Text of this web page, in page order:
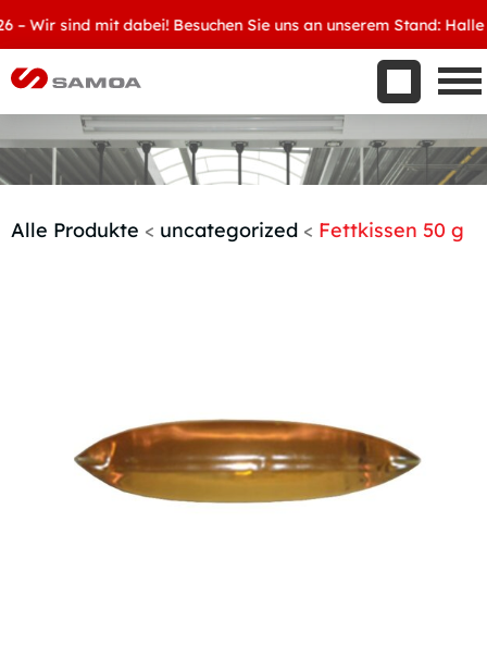
Wir sind mit dabei! Besuchen Sie uns an unserem Stand: Halle
Aktuelles
Kontakt
Handelspartner werden
Alle Produkte < uncategorized < Fettkissen 50 g